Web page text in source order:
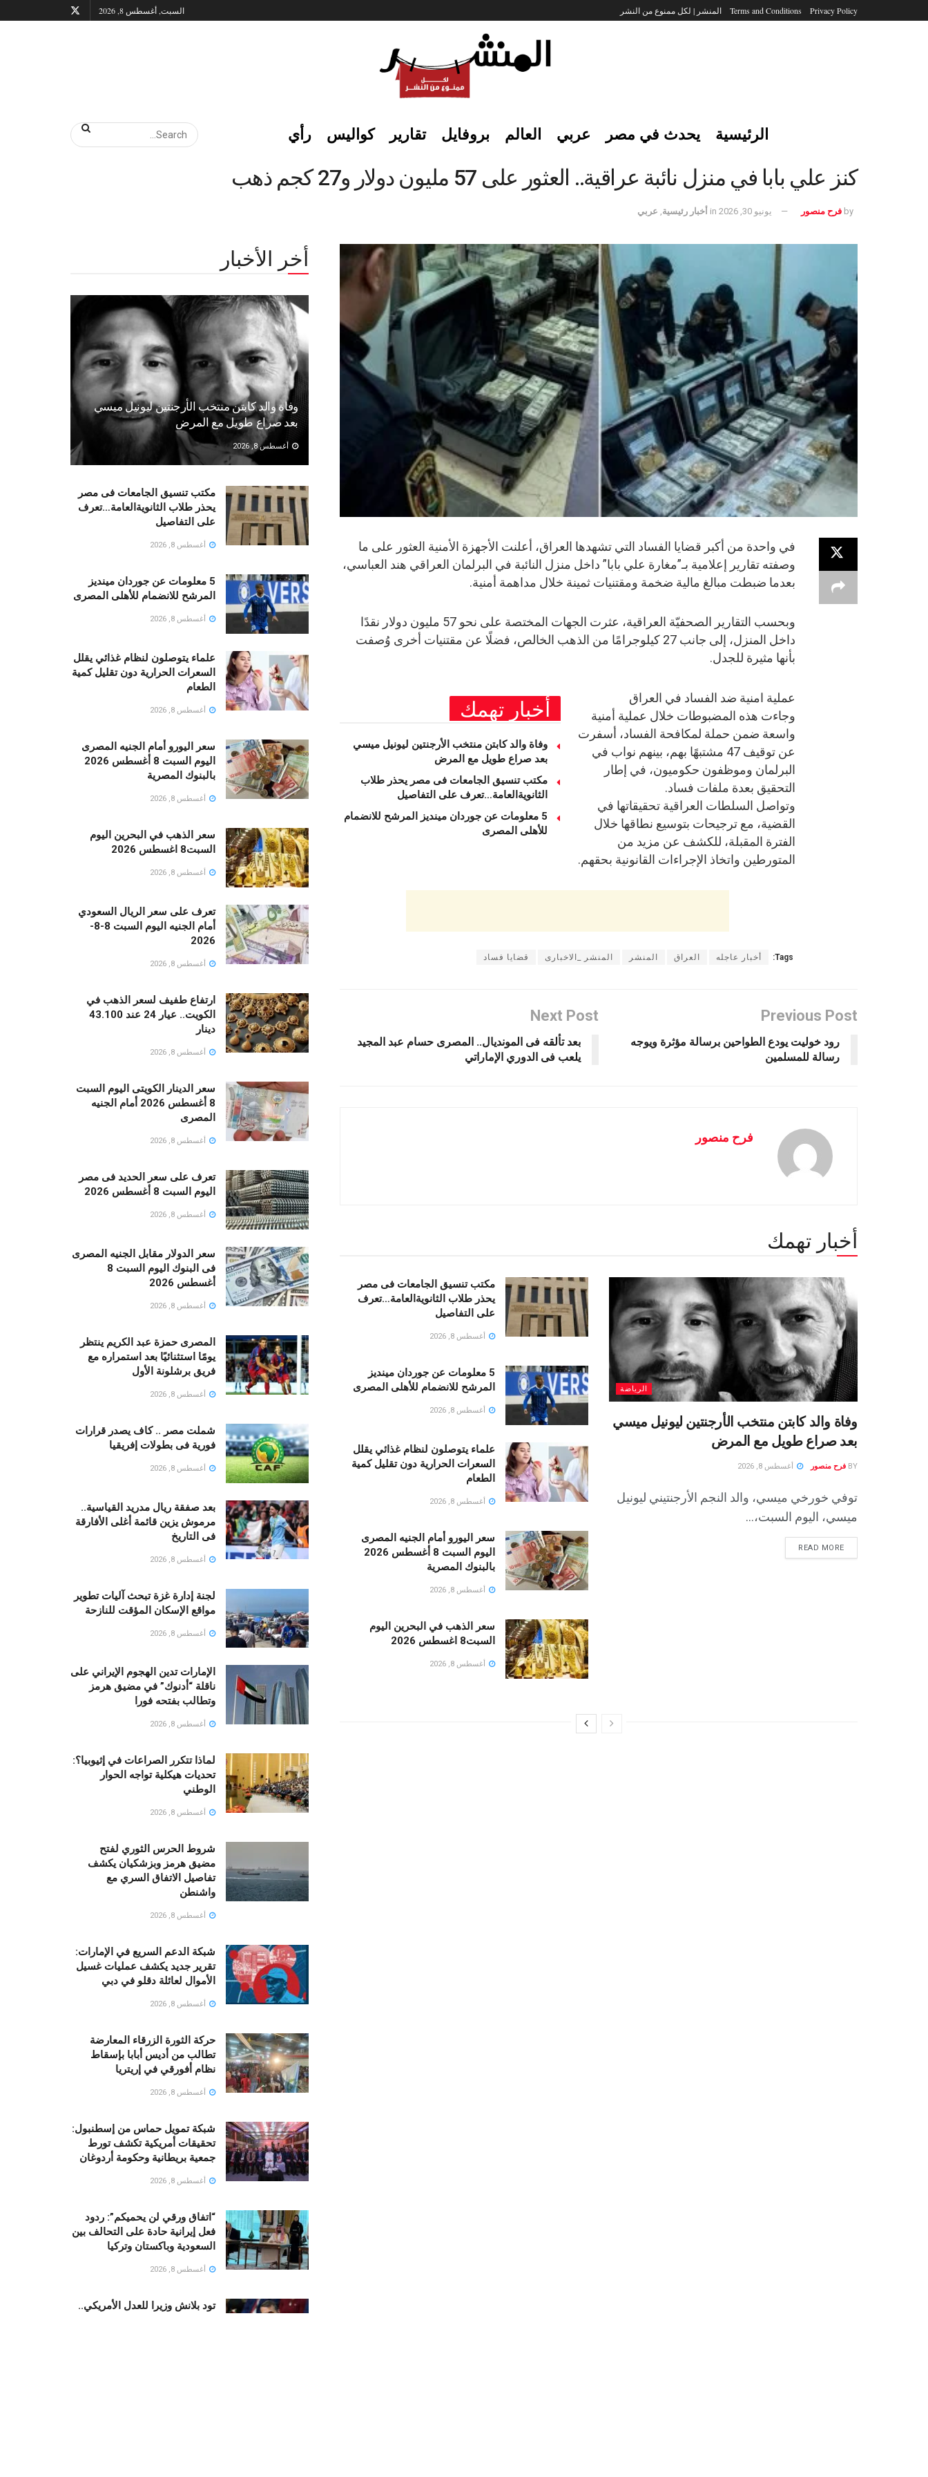
Privacy Policy
Terms and Conditions المنشر | لكل ممنوع من النشر السبت, أغسطس 8, 2026
الرئيسية يحدث في مصر عربي العالم بروفايل تقارير كواليس رأي
كنز علي بابا في منزل نائبة عراقية.. العثور على 57 مليون دولار و27 كجم ذهب
by فرح منصور يونيو 30, 2026 in أخبار رئيسية عربي
في واحدة من أكبر قضايا الفساد التي تشهدها العراق، أعلنت الأجهزة الأمنية العثور على ما
وصفته تقارير إعلامية بـ”مغارة علي بابا” داخل منزل النائبة في البرلمان العراقي هند العباسي،
بعدما ضبطت مبالغ مالية ضخمة ومقتنيات ثمينة خلال مداهمة أمنية.
وبحسب التقارير الصحفيّة العراقية، عثرت الجهات المختصة على نحو 57 مليون دولار نقدًا
داخل المنزل، إلى جانب 27 كيلوجرامًا من الذهب الخالص، فضلًا عن مقتنيات أخرى وُصفت
بأنها مثيرة للجدل.
أخبار تهمك
وفاة والد كابتن منتخب الأرجنتين ليونيل ميسي
بعد صراع طويل مع المرض
مكتب تنسيق الجامعات فى مصر يحذر طلاب
الثانويةالعامة…تعرف على التفاصيل
5 معلومات عن جوردان مينديز المرشح للانضمام
للأهلى المصرى
عملية امنية ضد الفساد في العراق
وجاءت هذه المضبوطات خلال عملية أمنية
واسعة ضمن حملة لمكافحة الفساد، أسفرت
عن توقيف 47 مشتبهًا بهم، بينهم نواب في
البرلمان وموظفون حكوميون، في إطار
التحقيق بعدة ملفات فساد.
وتواصل السلطات العراقية تحقيقاتها في
القضية، مع ترجيحات بتوسيع نطاقها خلال
الفترة المقبلة، للكشف عن مزيد من
المتورطين واتخاذ الإجراءات القانونية بحقهم.
Tags: أخبار عاجله العراق المنشر المنشر _الاخبارى قضايا فساد
Previous Post
رود خوليت يودع الطواحين برسالة مؤثرة ويوجه
رسالة للمسلمين
Next Post
بعد تألقه فى المونديال.. المصرى حسام عبد المجيد
يلعب فى الدوري الإماراتي
فرح منصور
أخبار تهمك
الرياضة
وفاة والد كابتن منتخب الأرجنتين ليونيل ميسي
بعد صراع طويل مع المرض
BY فرح منصور أغسطس 8, 2026
توفي خورخي ميسي، والد النجم الأرجنتيني ليونيل
ميسي، اليوم السبت،...
READ MORE
مكتب تنسيق الجامعات فى مصر
يحذر طلاب الثانويةالعامة…تعرف
على التفاصيل
أغسطس 8, 2026
5 معلومات عن جوردان مينديز
المرشح للانضمام للأهلى المصرى
أغسطس 8, 2026
علماء يتوصلون لنظام غذائي يقلل
السعرات الحرارية دون تقليل كمية
الطعام
أغسطس 8, 2026
سعر اليورو أمام الجنيه المصرى
اليوم السبت 8 أغسطس 2026
بالبنوك المصرية
أغسطس 8, 2026
سعر الذهب في البحرين اليوم
السبت8 اغسطس 2026
أغسطس 8, 2026
أخر الأخبار
وفاة والد كابتن منتخب الأرجنتين ليونيل ميسي
بعد صراع طويل مع المرض
أغسطس 8, 2026
مكتب تنسيق الجامعات فى مصر
يحذر طلاب الثانويةالعامة…تعرف
على التفاصيل
أغسطس 8, 2026
5 معلومات عن جوردان مينديز
المرشح للانضمام للأهلى المصرى
أغسطس 8, 2026
علماء يتوصلون لنظام غذائي يقلل
السعرات الحرارية دون تقليل كمية
الطعام
أغسطس 8, 2026
سعر اليورو أمام الجنيه المصرى
اليوم السبت 8 أغسطس 2026
بالبنوك المصرية
أغسطس 8, 2026
سعر الذهب في البحرين اليوم
السبت8 اغسطس 2026
أغسطس 8, 2026
تعرف على سعر الريال السعودي
أمام الجنيه اليوم السبت 8-8-
2026
أغسطس 8, 2026
ارتفاع طفيف لسعر الذهب في
الكويت.. عيار 24 عند 43.100
دينار
أغسطس 8, 2026
سعر الدينار الكويتى اليوم السبت
8 أغسطس 2026 أمام الجنيه
المصرى
أغسطس 8, 2026
تعرف على سعر الحديد فى مصر
اليوم السبت 8 أغسطس 2026
أغسطس 8, 2026
سعر الدولار مقابل الجنيه المصرى
فى البنوك اليوم السبت 8
أغسطس 2026
أغسطس 8, 2026
المصرى حمزة عبد الكريم ينتظر
يومًا استثنائيًا بعد استمراره مع
فريق برشلونة الأول
أغسطس 8, 2026
شملت مصر .. كاف يصدر قرارات
فورية فى بطولات إفريقيا
أغسطس 8, 2026
بعد صفقة ريال مدريد القياسية..
مرموش يزين قائمة أغلى الأفارقة
فى التاريخ
أغسطس 8, 2026
لجنة إدارة غزة تبحث آليات تطوير
مواقع الإسكان المؤقت للنازحة
أغسطس 8, 2026
الإمارات تدين الهجوم الإيراني على
ناقلة “أدنوك” في مضيق هرمز
وتطالب بفتحه فورا
أغسطس 8, 2026
لماذا تتكرر الصراعات في إثيوبيا؟:
تحديات هيكلية تواجه الحوار
الوطني
أغسطس 8, 2026
شروط الحرس الثوري لفتح
مضيق هرمز وبزشكيان يكشف
تفاصيل الاتفاق السري مع
واشنطن
أغسطس 8, 2026
شبكة الدعم السريع في الإمارات:
تقرير جديد يكشف عمليات غسيل
الأموال لعائلة دقلو في دبي
أغسطس 8, 2026
حركة الثورة الزرقاء المعارضة
تطالب من أديس أبابا بإسقاط
نظام أفورقي في إريتريا
أغسطس 8, 2026
شبكة تمويل حماس من إسطنبول:
تحقيقات أمريكية تكشف تورط
جمعية بريطانية وحكومة أردوغان
أغسطس 8, 2026
“اتفاق ورقي لن يحميكم”: ردود
فعل إيرانية حادة على التحالف بين
السعودية وباكستان وتركيا
أغسطس 8, 2026
تود بلانش وزيرا للعدل الأمريكي..